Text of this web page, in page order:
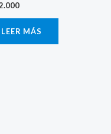
LEER MÁS